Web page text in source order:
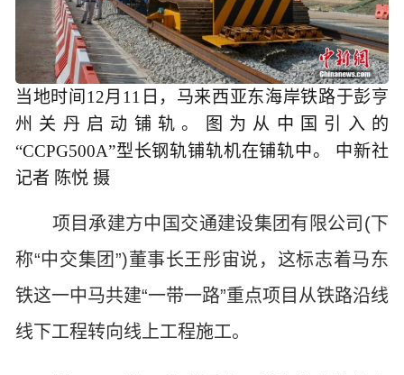
当地时间12月11日，马来西亚东海岸铁路于彭亨
州关丹启动铺轨。图为从中国引入的
“CCPG500A”型长钢轨铺轨机在铺轨中。 中新社
记者 陈悦 摄
项目承建方中国交通建设集团有限公司(下
称“中交集团”)董事长王彤宙说，这标志着马东
铁这一中马共建“一带一路”重点项目从铁路沿线
线下工程转向线上工程施工。